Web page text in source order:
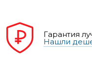
Гарантия
Нашли